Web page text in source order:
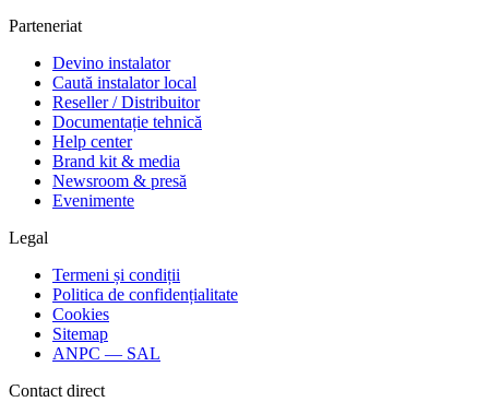
Parteneriat
Devino instalator
Caută instalator local
Reseller / Distribuitor
Documentație tehnică
Help center
Brand kit & media
Newsroom & presă
Evenimente
Legal
Termeni și condiții
Politica de confidențialitate
Cookies
Sitemap
ANPC — SAL
Contact direct